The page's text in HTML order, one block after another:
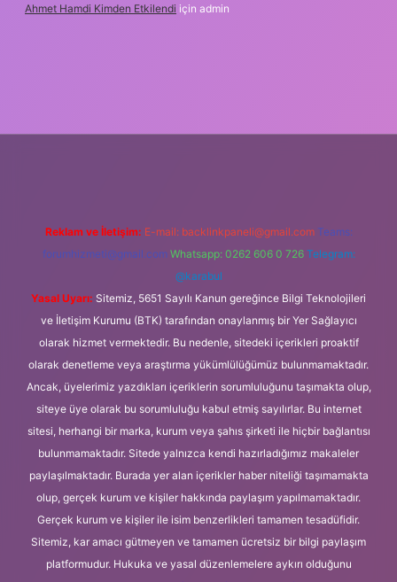
Ahmet Hamdi Kimden Etkilendi için admin
Reklam ve İletişim: E-mail: backlinkpaneli@gmail.com Teams:
forumhizmeti@gmail.com Whatsapp: 0262 606 0 726 Telegram:
@karabul
Yasal Uyarı: Sitemiz, 5651 Sayılı Kanun gereğince Bilgi Teknolojileri
ve İletişim Kurumu (BTK) tarafından onaylanmış bir Yer Sağlayıcı
olarak hizmet vermektedir. Bu nedenle, sitedeki içerikleri proaktif
olarak denetleme veya araştırma yükümlülüğümüz bulunmamaktadır.
Ancak, üyelerimiz yazdıkları içeriklerin sorumluluğunu taşımakta olup,
siteye üye olarak bu sorumluluğu kabul etmiş sayılırlar. Bu internet
sitesi, herhangi bir marka, kurum veya şahıs şirketi ile hiçbir bağlantısı
bulunmamaktadır. Sitede yalnızca kendi hazırladığımız makaleler
paylaşılmaktadır. Burada yer alan içerikler haber niteliği taşımamakta
olup, gerçek kurum ve kişiler hakkında paylaşım yapılmamaktadır.
Gerçek kurum ve kişiler ile isim benzerlikleri tamamen tesadüfidir.
Sitemiz, kar amacı gütmeyen ve tamamen ücretsiz bir bilgi paylaşım
platformudur. Hukuka ve yasal düzenlemelere aykırı olduğunu